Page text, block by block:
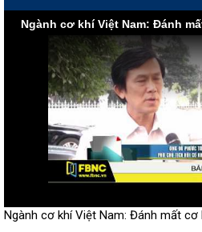
Ngành cơ khí Việt Nam: Đánh mất cơ